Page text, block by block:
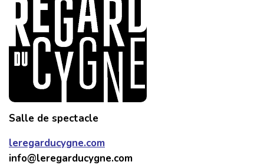
Salle de spectacle
leregarducygne.com
info@leregarducygne.com